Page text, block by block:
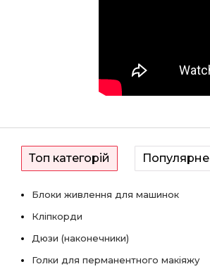
Топ категорій Популярне
Блоки живлення для машинок
Кліпкорди
Дюзи (наконечники)
Голки для перманентного макіяжу